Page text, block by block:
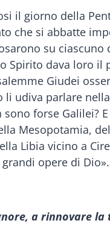
il giorno della
che si abbatte
su
Spirito dava loro il
Giudei
li udiva parlare
forse Galilei?
Mesopotamia,
Libia vicino a
opere di Dio».
a rinnovare la